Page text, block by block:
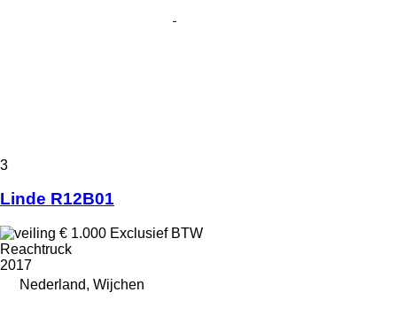
3
Linde R12B01
€ 1.000 Exclusief BTW
Reachtruck
2017
Nederland, Wijchen